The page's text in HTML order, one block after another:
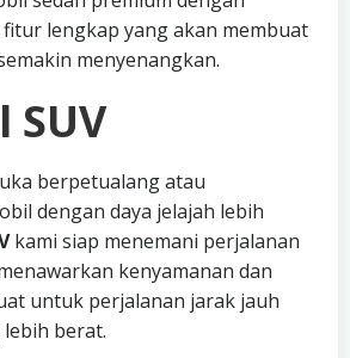
lengkap yang akan membuat
menyenangkan.
SUV
berpetualang atau
dengan daya jelajah lebih
kami siap menemani perjalanan
kenyamanan dan
untuk perjalanan jarak jauh
berat.